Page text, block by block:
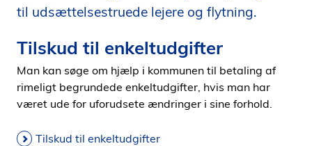
e
til udsættelsestruede lejere og flytning.
Tilskud til enkeltudgifter
Man kan søge om hjælp i kommunen til betaling af
rimeligt begrundede enkeltudgifter, hvis man har
været ude for uforudsete ændringer i sine forhold.
Tilskud til enkeltudgifter